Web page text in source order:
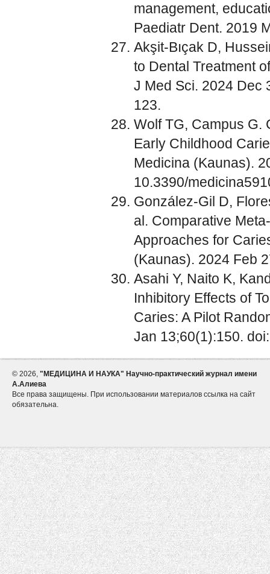
management,
Paediatr Dent. 2019
Akşit-Bıçak D,
to Dental Treatment
J Med Sci. 2024 Dec
123.
Wolf TG, Campus G.
Early Childhood
Medicina (Kaunas).
10.3390/
González-Gil D,
al. Comparative
Approaches for
(Kaunas). 2024 Feb
Asahi Y, Naito K,
Inhibitory Effects of
Caries: A Pilot
Jan 13;60(1):150.
© 2026, "МЕДИЦИНА И НАУКА" Научно-практический журнал имени
А.Алиева
Все права защищены. При использовании материалов ссылка на сайт
обязательна.